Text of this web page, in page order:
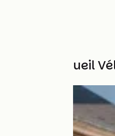
Autres Accueil